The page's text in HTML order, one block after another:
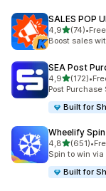
SALES POP
4,9z 5 hvězd
(74)
Celkový počet
•Free
Boost sales
SEA Post
4,9z 5 hvězd
(172)
Celkový počet
•
Post
Built for
Wheelify
4,8z 5 hvězd
(651)
Celkový počet
•
Spin to win via
Built for